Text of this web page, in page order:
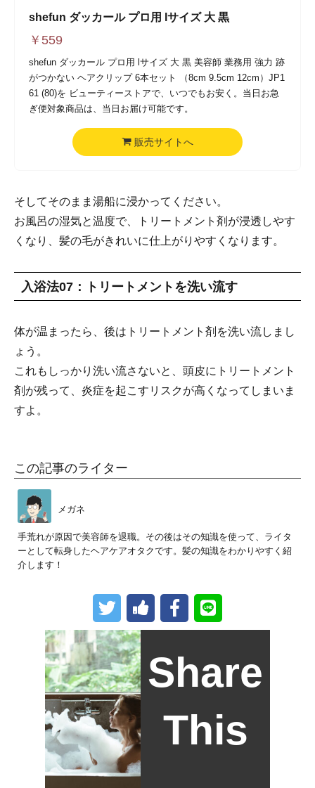
shefun ダッカール プロ用 lサイズ 大 黒
￥ 559
shefun ダッカール プロ用 lサイズ 大 黒 美容師 業務用 強力 跡
がつかない ヘアクリップ 6本セット （8cm 9.5cm 12cm）JP1
61 (80)を ビューティーストアで、いつでもお安く。当日お急
ぎ便対象商品は、当日お届け可能です。
販売サイトへ
そしてそのまま湯船に浸かってください。
お風呂の湿気と温度で、トリートメント剤が浸透しやす
くなり、髪の毛がきれいに仕上がりやすくなります。
入浴法07：トリートメントを洗い流す
体が温まったら、後はトリートメント剤を洗い流しまし
ょう。
これもしっかり洗い流さないと、頭皮にトリートメント
剤が残って、炎症を起こすリスクが高くなってしまいま
すよ。
この記事のライター
メガネ
手荒れが原因で美容師を退職。その後はその知識を使って、ライタ
ーとして転身したヘアケアオタクです。髪の知識をわかりやすく紹
介します！
Share
This